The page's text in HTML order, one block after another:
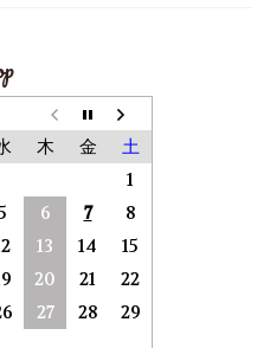
木 金 土
1
6 7
8
13 14
15
20 21
22
27 28
29